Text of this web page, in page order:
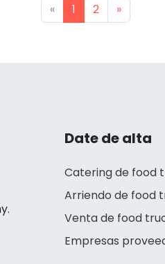
«Previous
1 2 »Next
Date de alta
Catering de food
Arriendo de food
Venta de food
Empresas